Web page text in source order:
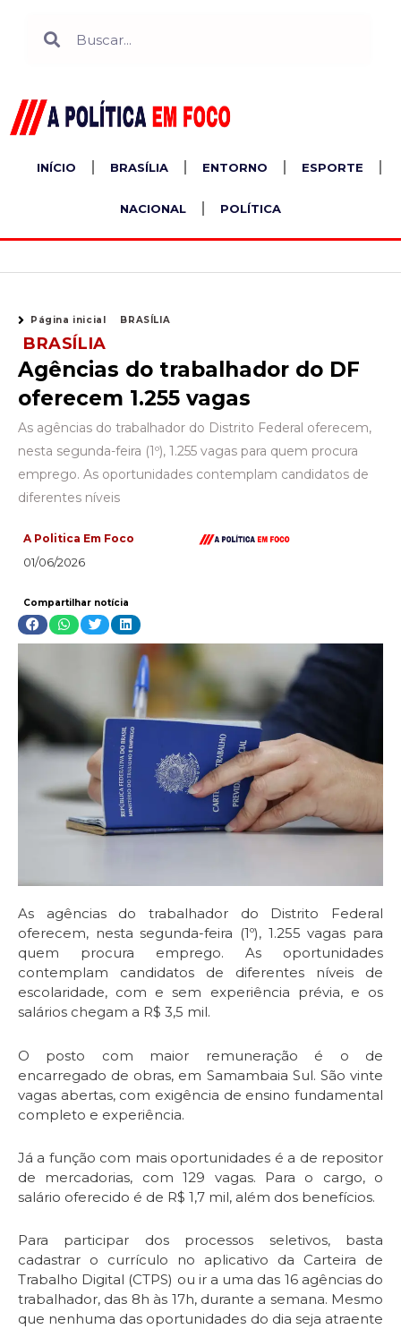
INÍCIO BRASÍLIA ENTORNO ESPORTE
NACIONAL POLÍTICA
Página inicial BRASÍLIA
BRASÍLIA
Agências do trabalhador do DF
oferecem 1.255 vagas
As agências do trabalhador do Distrito Federal oferecem,
nesta segunda-feira (1º), 1.255 vagas para quem procura
emprego. As oportunidades contemplam candidatos de
diferentes níveis
A Politica Em Foco
01/06/2026
Compartilhar notícia
As agências do trabalhador do Distrito Federal
oferecem, nesta segunda-feira (1º), 1.255 vagas para
quem procura emprego. As oportunidades
contemplam candidatos de diferentes níveis de
escolaridade, com e sem experiência prévia, e os
salários chegam a R$ 3,5 mil.
O posto com maior remuneração é o de
encarregado de obras, em Samambaia Sul. São vinte
vagas abertas, com exigência de ensino fundamental
completo e experiência.
Já a função com mais oportunidades é a de repositor
de mercadorias, com 129 vagas. Para o cargo, o
salário oferecido é de R$ 1,7 mil, além dos benefícios.
Para participar dos processos seletivos, basta
cadastrar o currículo no aplicativo da Carteira de
Trabalho Digital (CTPS) ou ir a uma das 16 agências do
trabalhador, das 8h às 17h, durante a semana. Mesmo
que nenhuma das oportunidades do dia seja atraente